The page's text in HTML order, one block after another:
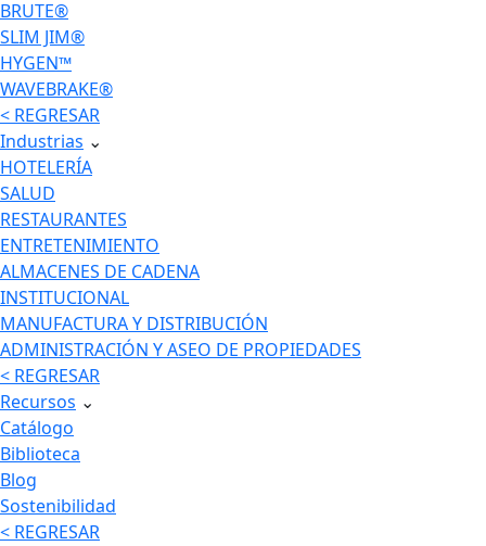
BRUTE®
SLIM JIM®
HYGEN™
WAVEBRAKE®
< REGRESAR
Industrias ⌄
HOTELERÍA
SALUD
RESTAURANTES
ENTRETENIMIENTO
ALMACENES DE CADENA
INSTITUCIONAL
MANUFACTURA Y DISTRIBUCIÓN
ADMINISTRACIÓN Y ASEO DE PROPIEDADES
< REGRESAR
Recursos ⌄
Catálogo
Biblioteca
Blog
Sostenibilidad
< REGRESAR